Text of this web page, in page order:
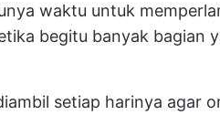
waktu untuk
begitu banyak bagian
setiap harinya agar